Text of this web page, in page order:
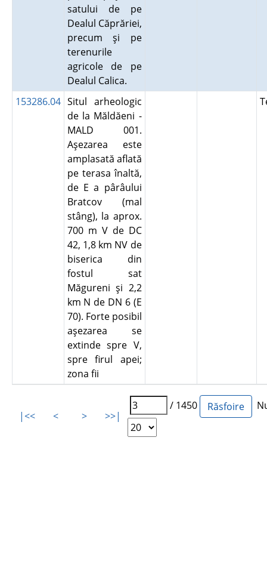
satului de pe
Dealul Căprăriei,
precum şi pe
terenurile
agricole de pe
Dealul Calica.
153286.04 Situl arheologic
de la Măldăeni -
MALD 001.
Aşezarea este
amplasată aflată
pe terasa înaltă,
de E a pârâului
Bratcov (mal
stâng), la aprox.
700 m V de DC
42, 1,8 km NV de
biserica din
fostul sat
Măgureni şi 2,2
km N de DN 6 (E
70). Forte posibil
aşezarea se
extinde spre V,
spre firul apei;
zona fii
|<< < > >>|
/ 1450